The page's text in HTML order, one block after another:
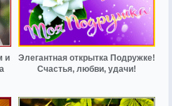
и
Элегантная открытка Подружке!
Счастья, любви, удачи!